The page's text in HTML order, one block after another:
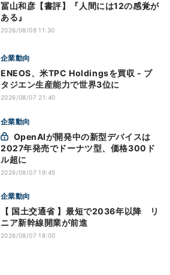
冨山和彦【書評】『人間には12の感覚が
ある』
2026/08/08 11:30
企業動向
ENEOS、米TPC Holdingsを買収 - ブ
タジエン生産能力で世界3位に
2026/08/07 21:40
企業動向
2027年発売でドーナツ型、価格300ド
ル超に
2026/08/07 19:45
企業動向
【 国土交通省 】最短で2036年以降 リ
ニア新幹線開業が前進
2026/08/07 18:00